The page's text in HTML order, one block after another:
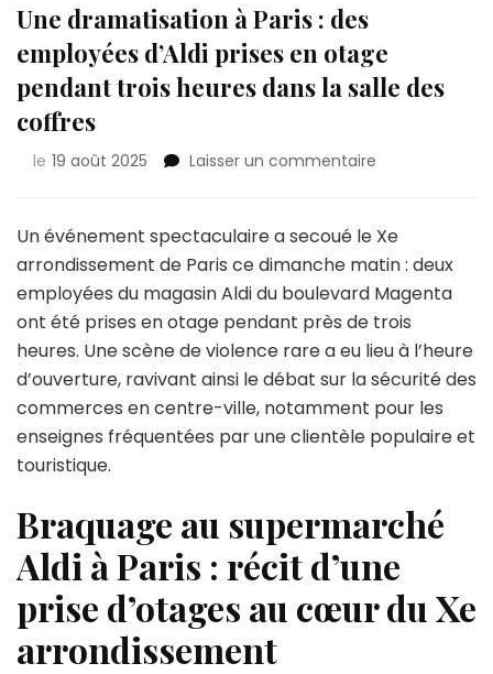
Une dramatisation à Paris : des
employées d’Aldi prises en otage
pendant trois heures dans la salle des
coffres
le 19 août 2025 Laisser un commentaire
à
:
des
employées
d’Aldi
prises
en
otage
pendant
dans
la
des
coffres
Un événement spectaculaire a secoué le Xe
arrondissement de Paris ce dimanche matin : deux
employées du magasin Aldi du boulevard Magenta
ont été prises en otage pendant près de trois
heures. Une scène de violence rare a eu lieu à l’heure
d’ouverture, ravivant ainsi le débat sur la sécurité des
commerces en centre-ville, notamment pour les
enseignes fréquentées par une clientèle populaire et
touristique.
Braquage au supermarché
Aldi à Paris : récit d’une
prise d’otages au cœur du Xe
arrondissement